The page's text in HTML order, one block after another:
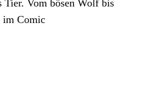
Tier. Vom bösen Wolf bis
im Comic